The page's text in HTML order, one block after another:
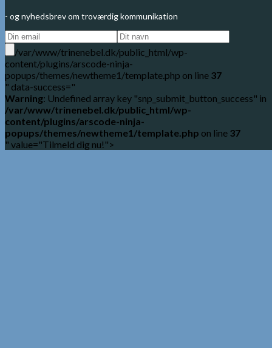
- og nyhedsbrev om troværdig kommunikation
/var/www/trinenebel.dk/public_html/wp-
content/plugins/arscode-ninja-
popups/themes/newtheme1/template.php on line 37
" data-success="
Warning: Undefined array key "snp_submit_button_success" in
/var/www/trinenebel.dk/public_html/wp-
content/plugins/arscode-ninja-
popups/themes/newtheme1/template.php on line 37
" value="Tilmeld dig nu!">